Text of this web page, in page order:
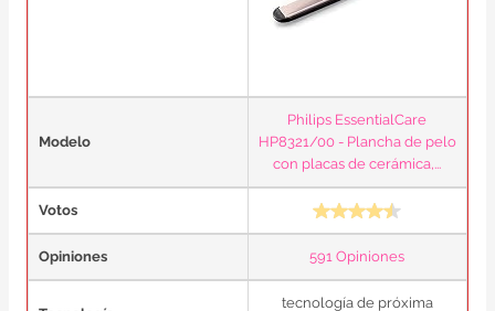
Modelo
Philips EssentialCare
HP8321/00 - Plancha de pelo
con placas de cerámica,...
Votos
Opiniones 591 Opiniones
tecnología de próxima